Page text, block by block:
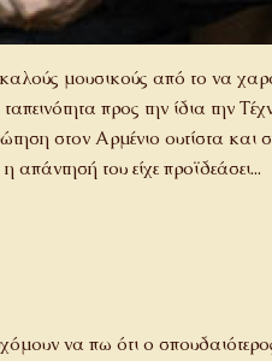
μουσικούς από το να
προς την ίδια την
στον Αρμένιο ουτίστα και
απάντησή του είχε προϊδεάσει...
να πω ότι ο